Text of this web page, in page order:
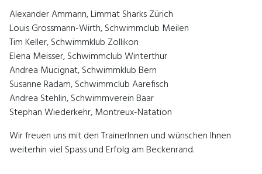
Alexander Ammann, Limmat Sharks Zürich
Louis Grossmann-Wirth, Schwimmclub Meilen
Tim Keller, Schwimmklub Zollikon
Elena Meisser, Schwimmclub Winterthur
Andrea Mucignat, Schwimmklub Bern
Susanne Radam, Schwimmclub Aarefisch
Andrea Stehlin, Schwimmverein Baar
Stephan Wiederkehr, Montreux-Natation
Wir freuen uns mit den TrainerInnen und wünschen Ihnen
weiterhin viel Spass und Erfolg am Beckenrand.